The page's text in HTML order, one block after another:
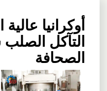
أوكرانيا
التآكل
الصحافة